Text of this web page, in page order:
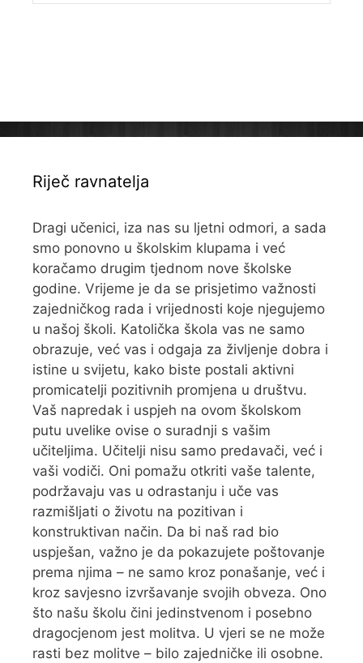
Riječ ravnatelja
Dragi učenici, iza nas su ljetni odmori, a sada
smo ponovno u školskim klupama i već
koračamo drugim tjednom nove školske
godine. Vrijeme je da se prisjetimo važnosti
zajedničkog rada i vrijednosti koje njegujemo
u našoj školi. Katolička škola vas ne samo
obrazuje, već vas i odgaja za življenje dobra i
istine u svijetu, kako biste postali aktivni
promicatelji pozitivnih promjena u društvu.
Vaš napredak i uspjeh na ovom školskom
putu uvelike ovise o suradnji s vašim
učiteljima. Učitelji nisu samo predavači, već i
vaši vodiči. Oni pomažu otkriti vaše talente,
podržavaju vas u odrastanju i uče vas
razmišljati o životu na pozitivan i
konstruktivan način. Da bi naš rad bio
uspješan, važno je da pokazujete poštovanje
prema njima – ne samo kroz ponašanje, već i
kroz savjesno izvršavanje svojih obveza. Ono
što našu školu čini jedinstvenom i posebno
dragocjenom jest molitva. U vjeri se ne može
rasti bez molitve – bilo zajedničke ili osobne.